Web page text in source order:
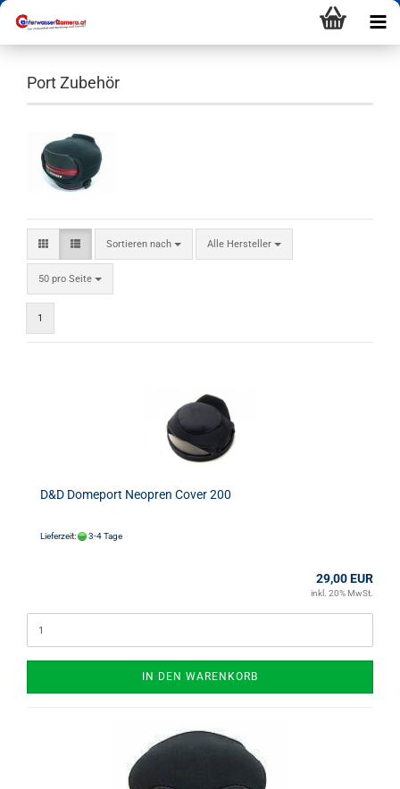
Port Zubehör
Sortieren nach Alle Hersteller
50 pro Seite
1
D&D Domeport Neopren Cover 200
Lieferzeit: 3-4 Tage
29,00 EUR
inkl. 20% MwSt.
IN DEN WARENKORB